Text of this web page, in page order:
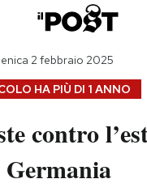
Auto
Moda
HA PIÙ DI 1 ANNO
2 febbraio 2025
contro